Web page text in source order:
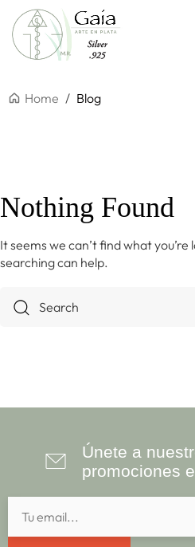
Home / Blog
Nothing Found
It seems we can’t find what
searching can help.
Únete a
promociones